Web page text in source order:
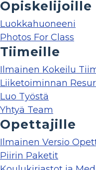
Opiskelijoille
Luokkahuoneeni
Photos For Class
Tiimeille
Ilmainen Kokeilu
Liiketoiminnan
Luo Työstä
Yhtyä Team
Opettajille
Ilmainen Versio
Piirin Paketit